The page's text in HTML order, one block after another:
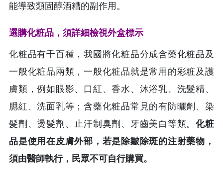
能導致類固醇酒糟的副作用。
選購化粧品，須詳細檢視外盒標示
化粧品有千百種，我國將化粧品分成含藥化粧品及
一般化粧品兩類，一般化粧品就是常用的彩粧及護
膚類，例如眼影、口紅、香水、沐浴乳、洗髮精、
腮紅、洗面乳等；含藥化粧品常見的有防曬劑、染
髮劑、燙髮劑、止汗制臭劑、牙齒美白等類。化粧
品是使用在皮膚外部，若是除皺除斑的注射藥物，
須由醫師執行，民眾不可自行購買。